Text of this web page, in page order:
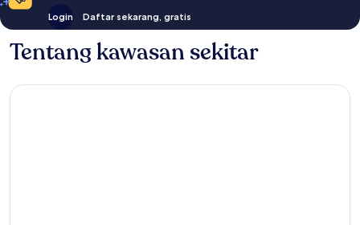
Login Daftar sekarang, gratis
Tentang kawasan sekitar